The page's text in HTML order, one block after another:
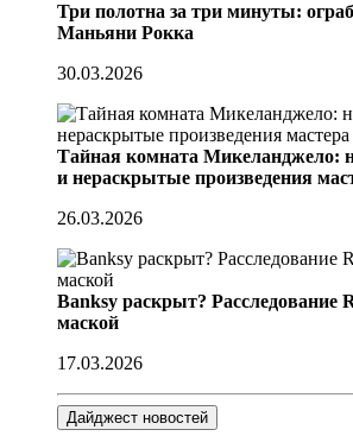
Три полотна за три минуты:
Маньяни Рокка
30.03.2026
Тайная комната Микеланджело:
и нераскрытые произведения
26.03.2026
Banksy раскрыт? Расследование
маской
17.03.2026
Дайджест новостей